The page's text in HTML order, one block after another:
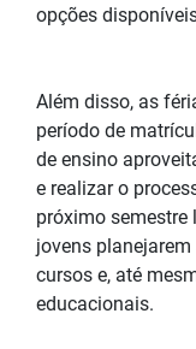
opções
Além disso, as
período de
de ensino
e realizar o
próximo semestre
jovens
cursos e, até
educacionais.